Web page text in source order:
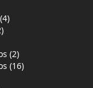
(2)
(16)